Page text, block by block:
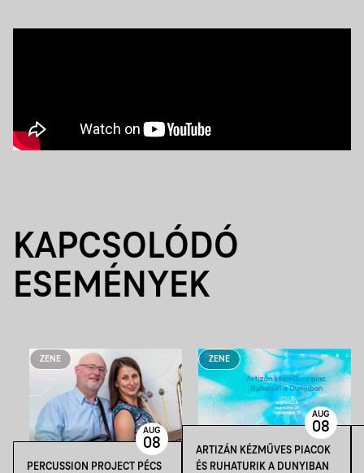
KAPCSOLÓDÓ
ESEMÉNYEK
ZENE
PERCUSSION PROJECT PÉCS
AUG
08
ZENE
ARTIZÁN KÉZMŰVES PIACOK
ÉS RUHATURIK A DUNYIBAN
AUG
08